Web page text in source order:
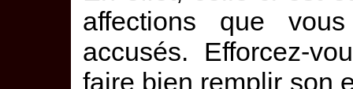
affections que
accusés. Efforcez-
faire bien remplir son